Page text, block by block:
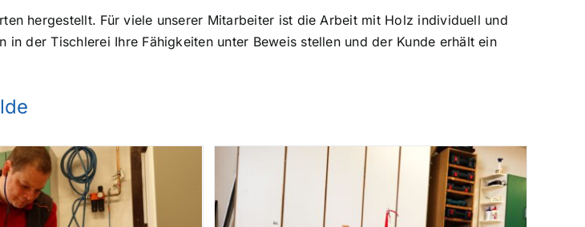
hergestellt. Für viele unserer Mitarbeiter ist die Arbeit mit Holz individuell und
der Tischlerei Ihre Fähigkeiten unter Beweis stellen und der Kunde erhält ein